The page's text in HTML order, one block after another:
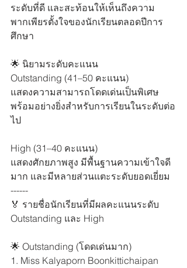
ระดับที่ดี และสะท้อนให้เห็นถึงความ
พากเพียรตั้งใจของนักเรียนตลอดปีการ
ศึกษา
🌟 นิยามระดับคะแนน
Outstanding (41–50 คะแนน)
แสดงความสามารถโดดเด่นเป็นพิเศษ
พร้อมอย่างยิ่งสำหรับการเรียนในระดับต่อ
ไป
High (31–40 คะแนน)
แสดงศักยภาพสูง มีพื้นฐานความเข้าใจดี
มาก และมีหลายส่วนแตะระดับยอดเยี่ยม
------
🏅 รายชื่อนักเรียนที่มีผลคะแนนระดับ
Outstanding และ High
🌟 Outstanding (โดดเด่นมาก)
1. Miss Kalyaporn Boonkittichaipan